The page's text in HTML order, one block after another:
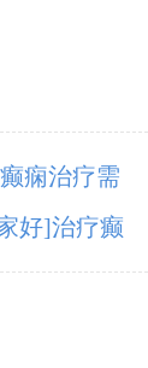
痫治疗需
好]治疗癫